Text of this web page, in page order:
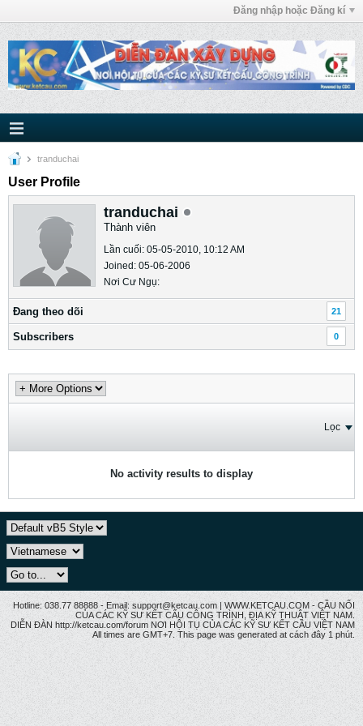
Đăng nhập hoặc Đăng kí
tranduchai
User Profile
tranduchai
Thành viên
Lần cuối: 05-05-2010, 10:12 AM
Joined: 05-06-2006
Nơi Cư Ngụ:
Ðang theo dõi 21
Subscribers 0
Lọc
No activity results to display
Hotline: 038.77 88888 - Email: support@ketcau.com | WWW.KETCAU.COM - CẦU NỐI
CỦA CÁC KỸ SƯ KẾT CẤU CÔNG TRÌNH, ĐỊA KỸ THUẬT VIỆT NAM.
DIỄN ĐÀN http://ketcau.com/forum NƠI HỘI TỤ CỦA CÁC KỸ SƯ KẾT CÂU VIỆT NAM
All times are GMT+7. This page was generated at cách đây 1 phút.